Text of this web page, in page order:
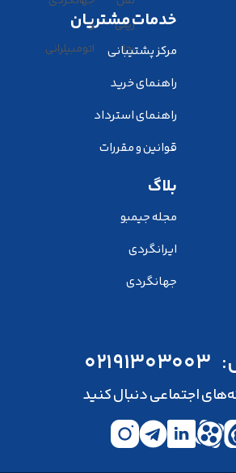
خدمات مشتریان
مرکز پشتیبانی
راهنمای خرید
راهنمای استرداد
قوانین و مقررات
بلاگ
مجله جیمبو
ایرانگردی
جهانگردی
02191303003
اجتماعی دنبال کنید